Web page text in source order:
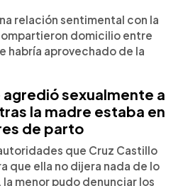
relación sentimental con la
domicilio entre
habría aprovechado de la
agredió sexualmente a
la madre estaba en
de parto
que Cruz Castillo
que ella no dijera nada de lo
menor pudo denunciar los